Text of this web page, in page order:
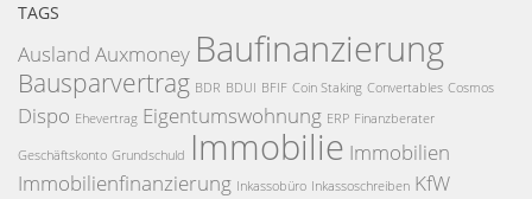
TAGS
Ausland Auxmoney Baufinanzierung
Bausparvertrag BDR BDUI BFIF Coin Staking Convertables Cosmos
Dispo Ehevertrag Eigentumswohnung ERP Finanzberater
Geschäftskonto Grundschuld Immobilie Immobilien
Immobilienfinanzierung Inkassobüro Inkassoschreiben KfW